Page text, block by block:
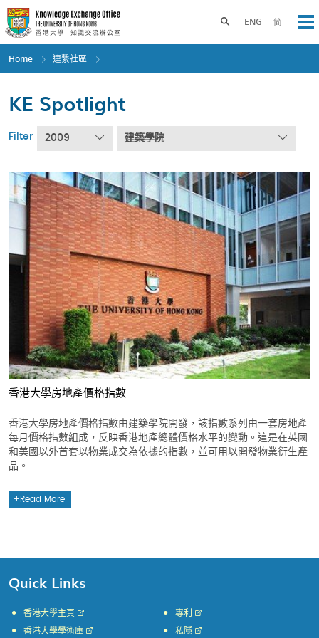
Skip
to
main
content
ENG 简
Toggle search panel
Home 連繫社區
KE Spotlight
Filter 2009 建築學院
香港大學房地產價格指數
香港大學房地產價格指數由建築學院開發，該指數系列由一套房地產
每月價格指數組成，反映香港地產總體價格水平的變動。這是在英國
和美國以外首套以物業成交為依據的指數，並可用以開發物業衍生產
品。
Read More
Quick Links
香港大學主頁
香港大學學術庫
專利
私隱